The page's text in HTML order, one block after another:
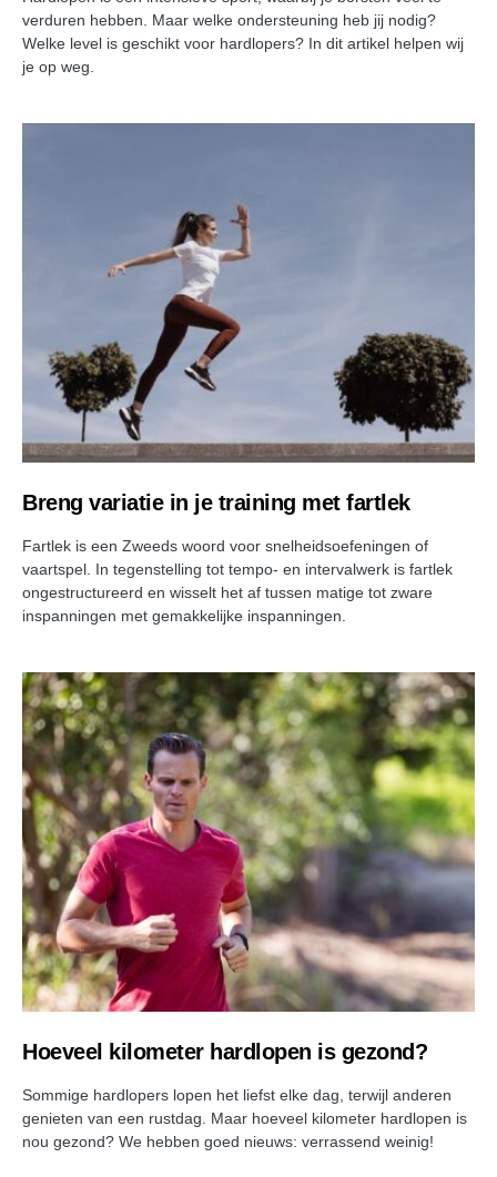
verduren hebben. Maar welke ondersteuning heb jij nodig?
Welke level is geschikt voor hardlopers? In dit artikel helpen wij
je op weg.
Breng variatie in je training met fartlek
Fartlek is een Zweeds woord voor snelheidsoefeningen of
vaartspel. In tegenstelling tot tempo- en intervalwerk is fartlek
ongestructureerd en wisselt het af tussen matige tot zware
inspanningen met gemakkelijke inspanningen.
Hoeveel kilometer hardlopen is gezond?
Sommige hardlopers lopen het liefst elke dag, terwijl anderen
genieten van een rustdag. Maar hoeveel kilometer hardlopen is
nou gezond? We hebben goed nieuws: verrassend weinig!